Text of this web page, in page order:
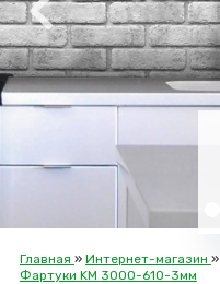
Главная » Интернет-магазин »
Фартуки KM 3000-610-3мм